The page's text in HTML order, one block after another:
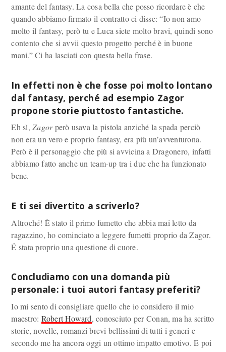
amante del fantasy. La cosa bella che posso ricordare è che
quando abbiamo firmato il contratto ci disse: “Io non amo
molto il fantasy, però tu e Luca siete molto bravi, quindi sono
contento che si avvii questo progetto perché è in buone
mani.” Ci ha lasciati con questa bella frase.
In effetti non è che fosse poi molto lontano
dal fantasy, perché ad esempio Zagor
propone storie piuttosto fantastiche.
Eh sì,Zagorperò usava la pistola anziché la spada perciò
non era un vero e proprio fantasy, era più un’avventurona.
Però è il personaggio che più si avvicina a Dragonero, infatti
abbiamo fatto anche un team-up tra i due che ha funzionato
bene.
E ti sei divertito a scriverlo?
Altroché! È stato il primo fumetto che abbia mai letto da
ragazzino, ho cominciato a leggere fumetti proprio da Zagor.
É stata proprio una questione di cuore.
Concludiamo con una domanda più
personale: i tuoi autori fantasy preferiti?
Io mi sento di consigliare quello che io considero il mio
maestro: Robert Howard, conosciuto per Conan, ma ha scritto
storie, novelle, romanzi brevi bellissimi di tutti i generi e
secondo me ha ancora oggi un ottimo impatto emotivo. E poi